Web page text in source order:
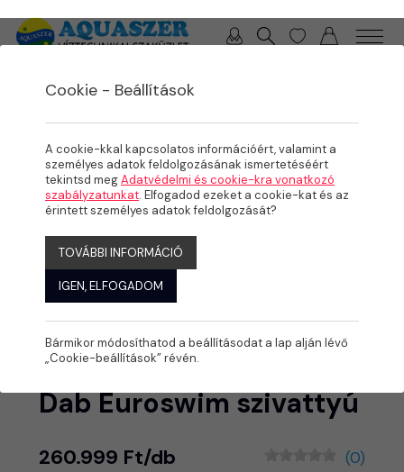
Dab Euroswim szivattyú
260.999 Ft/db (0)
Cookie - Beállítások
A cookie-kkal kapcsolatos információért, valamint a
személyes adatok feldolgozásának ismertetéséért
tekintsd megAdatvédelmi és cookie-kra vonatkozó
szabályzatunkat. Elfogadod ezeket a cookie-kat és az
érintett személyes adatok feldolgozását?
TOVÁBBI INFORMÁCIÓ
IGEN, ELFOGADOM
Bármikor módosíthatod a beállításodat a lap alján lévő
„Cookie-beállítások” révén.